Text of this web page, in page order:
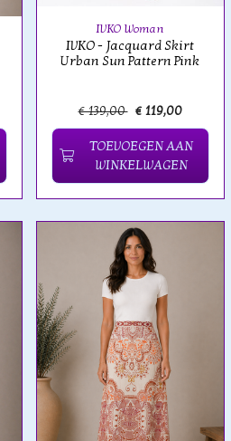
IVKO Woman
IVKO - Jacquard Skirt
Urban Sun Pattern Pink
€ 139,00 € 119,00
TOEVOEGEN AAN
WINKELWAGEN